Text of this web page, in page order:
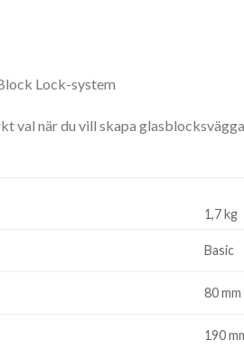
Lock-system
val när du vill skapa
1,7 kg
Basic
80 mm
190